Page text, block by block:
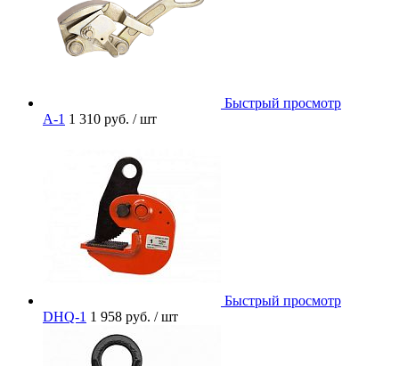
Быстрый просмотр
A-1 1 310 руб. / шт
Быстрый просмотр
DHQ-1 1 958 руб. / шт